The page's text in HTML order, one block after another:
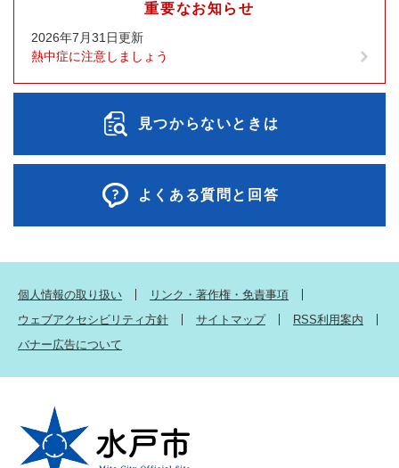
重要なお知らせ
2026年7月31日更新
熱中症に注意しましょう
見つからないときは
よくある質問と回答
個人情報の取り扱い
リンク・著作権・免責事項
ウェブアクセシビリティ方針
サイトマップ
RSS利用案内
バナー広告について